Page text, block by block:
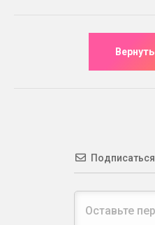
Подписаться